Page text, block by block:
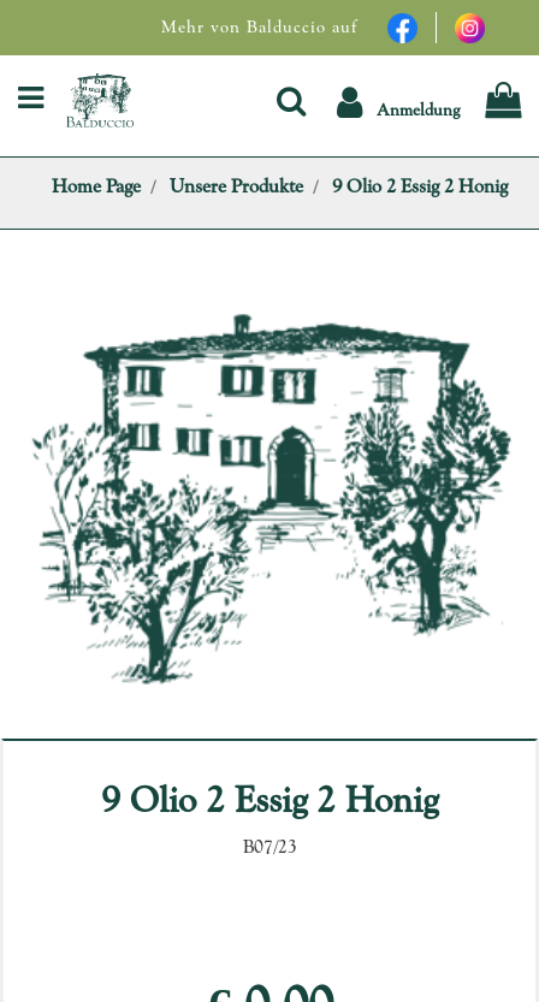
Mehr von Balduccio auf
Open menu Anmeldung
Home Page Unsere Produkte 9 Olio 2 Essig 2 Honig
9 Olio 2 Essig 2 Honig
B07/23